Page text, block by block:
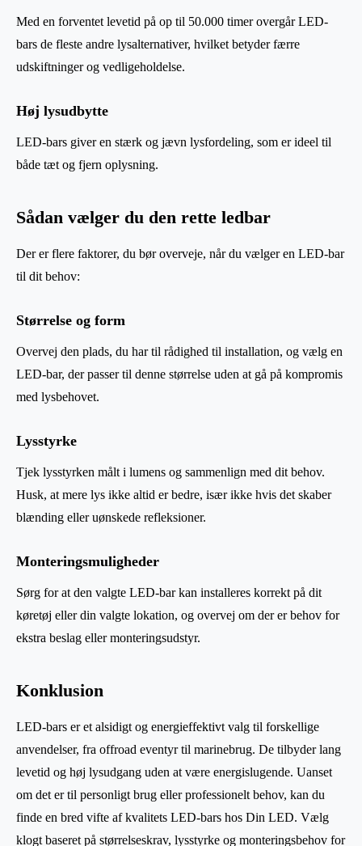
Med en forventet levetid på op til 50.000 timer overgår LED-
bars de fleste andre lysalternativer, hvilket betyder færre
udskiftninger og vedligeholdelse.
Høj lysudbytte
LED-bars giver en stærk og jævn lysfordeling, som er ideel til
både tæt og fjern oplysning.
Sådan vælger du den rette ledbar
Der er flere faktorer, du bør overveje, når du vælger en LED-bar
til dit behov:
Størrelse og form
Overvej den plads, du har til rådighed til installation, og vælg en
LED-bar, der passer til denne størrelse uden at gå på kompromis
med lysbehovet.
Lysstyrke
Tjek lysstyrken målt i lumens og sammenlign med dit behov.
Husk, at mere lys ikke altid er bedre, især ikke hvis det skaber
blænding eller uønskede refleksioner.
Monteringsmuligheder
Sørg for at den valgte LED-bar kan installeres korrekt på dit
køretøj eller din valgte lokation, og overvej om der er behov for
ekstra beslag eller monteringsudstyr.
Konklusion
LED-bars er et alsidigt og energieffektivt valg til forskellige
anvendelser, fra offroad eventyr til marinebrug. De tilbyder lang
levetid og høj lysudgang uden at være energislugende. Uanset
om det er til personligt brug eller professionelt behov, kan du
finde en bred vifte af kvalitets LED-bars hos Din LED. Vælg
klogt baseret på størrelseskrav, lysstyrke og monteringsbehov for